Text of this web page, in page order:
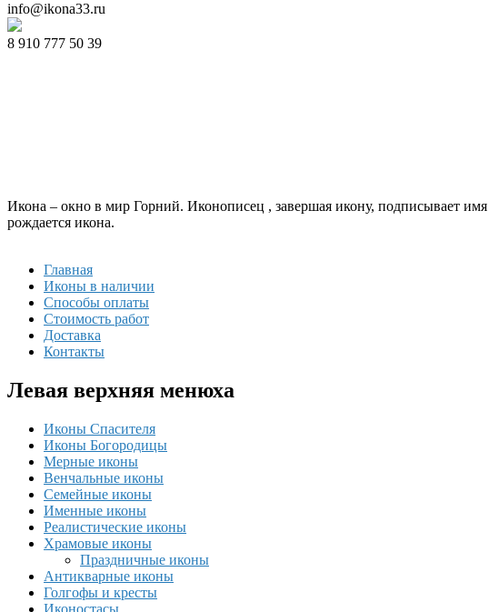
info@ikona33.ru
8 910 777 50 39
Икона – окно в мир Горний. Иконописец , завершая икону, подписывает
рождается икона.
Главная
Иконы в наличии
Способы оплаты
Стоимость работ
Доставка
Контакты
Левая верхняя менюха
Иконы Спасителя
Иконы Богородицы
Мерные иконы
Венчальные иконы
Семейные иконы
Именные иконы
Реалистические иконы
Храмовые иконы
Праздничные иконы
Антикварные иконы
Голгофы и кресты
Иконостасы